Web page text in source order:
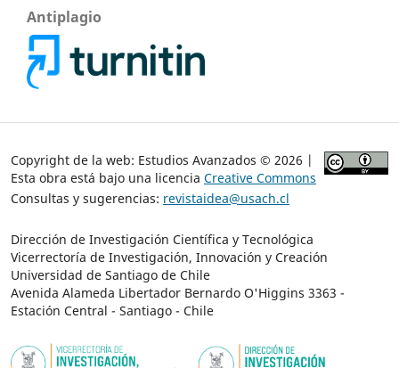
Antiplagio
Copyright de la web: Estudios Avanzados © 2026 |
Esta obra está bajo una licencia Creative Commons
Consultas y sugerencias: revistaidea@usach.cl
Dirección de Investigación Científica y Tecnológica
Vicerrectoría de Investigación, Innovación y Creación
Universidad de Santiago de Chile
Avenida Alameda Libertador Bernardo O'Higgins 3363 -
Estación Central - Santiago - Chile